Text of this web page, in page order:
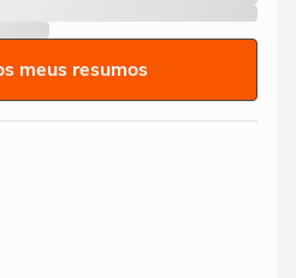
meus resumos